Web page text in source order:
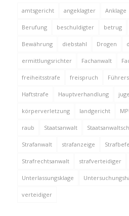
amtsgericht angeklagter Anklage
Berufung beschuldigter betrug
Bewährung diebstahl Drogen
ermittlungsrichter Fachanwalt
freiheitsstrafe freispruch
Haftstrafe Hauptverhandlung
körperverletzung landgericht
raub Staatsanwalt
Strafanwalt strafanzeige
Strafrechtsanwalt strafverteidiger
Unterlassungsklage
verteidiger